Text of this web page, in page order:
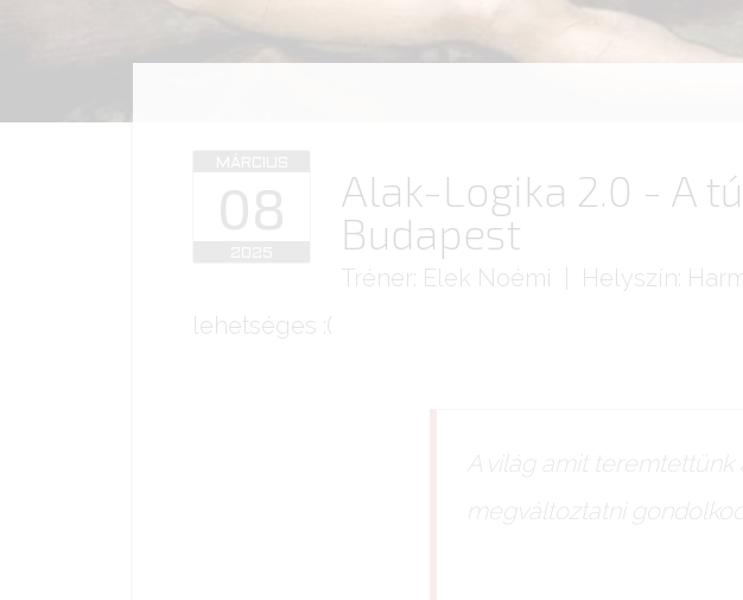
08
Alak-Logika 2.0 - A
Budapest
Tréner: Elek Noémi | Helyszín:
lehetséges :(
A világ amit
megváltoztatni